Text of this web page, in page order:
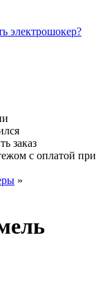
электрошокер?
заказ
с оплатой при
»